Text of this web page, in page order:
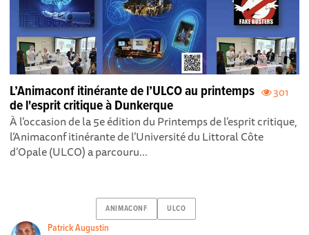
301
L’Animaconf itinérante de l’ULCO au printemps
de l'esprit critique à Dunkerque
À l’occasion de la 5e édition du Printemps de l’esprit critique,
l’Animaconf itinérante de l’Université du Littoral Côte
d’Opale (ULCO) a parcouru...
ANIMACONF ULCO
Patrick Augustin